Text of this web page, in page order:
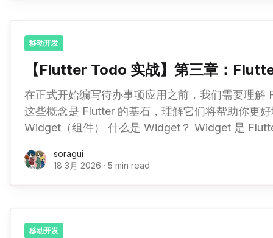
移动开发
【Flutter Todo 实战】第三章：
在正式开始编写待办事项应用之前，我们需要理解
这些概念是 Flutter 的基石，理解它们将帮助你更好
Widget（组件） 什么是 Widget？ Widget 是 Flutter 中一切的基础。 在
soragui
18 3月 2026 · 5 min read
移动开发